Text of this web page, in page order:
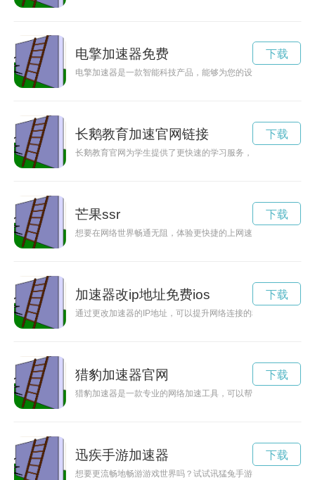
电擎加速器免费
电擎加速器是一款智能科技产品，能够为您的设备提供更快速
下载
长鹅教育加速官网链接
长鹅教育官网为学生提供了更快速的学习服务，让您的学习轻松
下载
芒果ssr
想要在网络世界畅通无阻，体验更快捷的上网速度吗？芒果加
下载
加速器改ip地址免费ios
通过更改加速器的IP地址，可以提升网络连接的稳定性，带来更
下载
猎豹加速器官网
猎豹加速器是一款专业的网络加速工具，可以帮助用户解决网
下载
迅疾手游加速器
想要更流畅地畅游游戏世界吗？试试讯猛兔手游加速器吧！它
下载